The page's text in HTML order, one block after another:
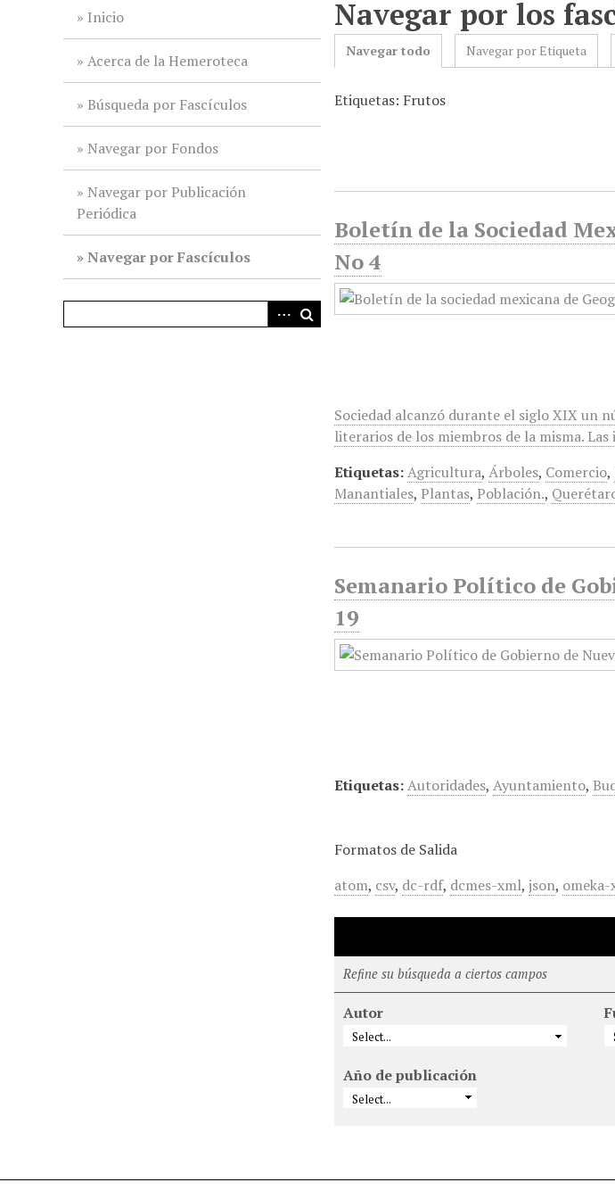
Inicio
Acerca de la Hemeroteca
Búsqueda por Fascículos
Navegar por Fondos
Navegar por Publicación
Periódica
Navegar por Fascículos
Navegar por los
Navegar todo Navegar por Etiqueta
Etiquetas: Frutos
Boletín de la Sociedad
No 4
Sociedad alcanzó durante el siglo XIX un
literarios de los miembros de la misma.
Etiquetas:Agricultura,Árboles, Comercio,
Manantiales, Plantas, Población.,
Semanario Político de
19
Etiquetas:Autoridades,Ayuntamiento,
Formatos de Salida
atom, csv, dc-rdf, dcmes-xml,json,
Refine su búsqueda a ciertos campos
Autor
Año de publicación